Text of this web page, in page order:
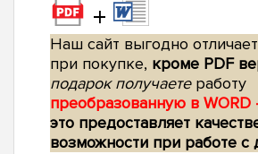
+
Наш сайт выгодно
при покупке, кроме PDF
подарок получаетеработу
преобразованную в WORD
это предоставляет
возможности при работе с